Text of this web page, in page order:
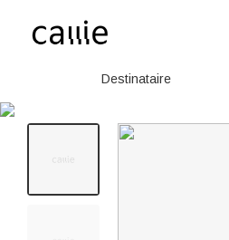
Destinataire